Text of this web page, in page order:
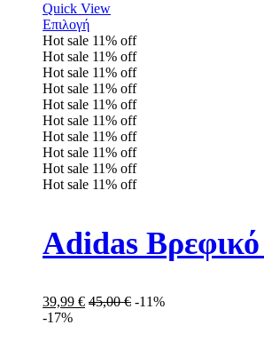
Quick View
Επιλογή
Hot sale 11% off
Hot sale 11% off
Hot sale 11% off
Hot sale 11% off
Hot sale 11% off
Hot sale 11% off
Hot sale 11% off
Hot sale 11% off
Hot sale 11% off
Hot sale 11% off
Adidas
39,99 € 45,00€ -11%
-17%